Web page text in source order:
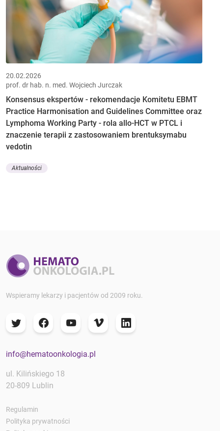
20.02.2026
prof. dr hab. n. med. Wojciech Jurczak
Konsensus ekspertów - rekomendacje Komitetu EBMT
Practice Harmonisation and Guidelines Committee oraz
Lymphoma Working Party - rola allo-HCT w PTCL i
znaczenie terapii z zastosowaniem brentuksymabu
vedotin
Aktualności
Wspieramy lekarzy i pacjentów od 2009 roku.
info@hematoonkologia.pl
ul. Kilińskiego 18
20-809 Lublin
Regulamin
Polityka prywatności